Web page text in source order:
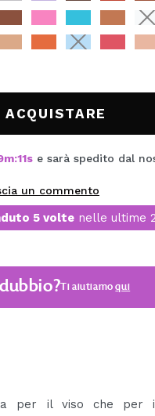
ACQUISTARE
m:11s e sarà spedito dal
un commento
5 volte nelle ultime
Ti aiutiamoqui
per il viso che per